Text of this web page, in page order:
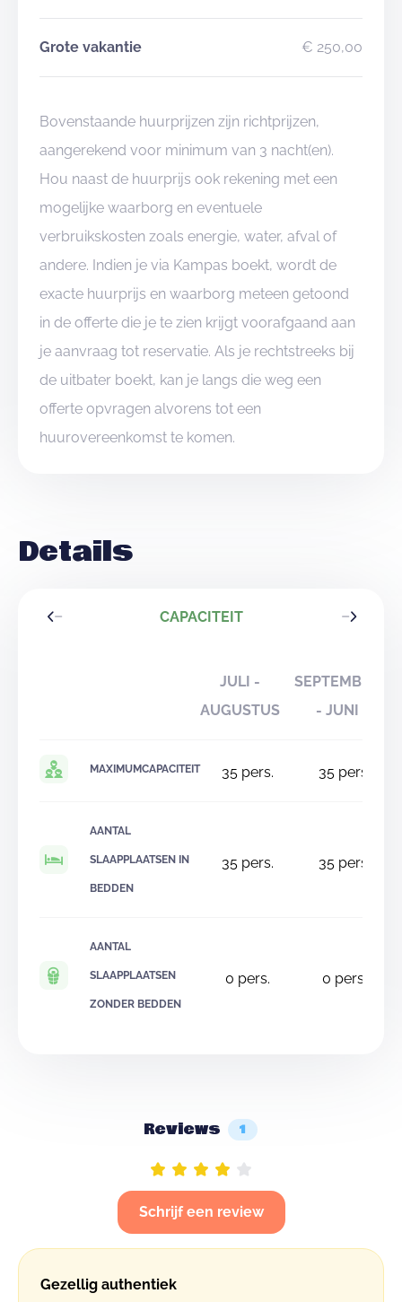
Grote vakantie € 250,00
Bovenstaande huurprijzen zijn richtprijzen,
aangerekend voor minimum van 3 nacht(en).
Hou naast de huurprijs ook rekening met een
mogelijke waarborg en eventuele
verbruikskosten zoals energie, water, afval of
andere. Indien je via Kampas boekt, wordt de
exacte huurprijs en waarborg meteen getoond
in de offerte die je te zien krijgt voorafgaand aan
je aanvraag tot reservatie. Als je rechtstreeks bij
de uitbater boekt, kan je langs die weg een
offerte opvragen alvorens tot een
huurovereenkomst te komen.
Details
CAPACITEIT
JULI -
AUGUSTUS
SEPTEMBER
- JUNI
MAXIMUMCAPACITEIT 35pers. 35 pers.
AANTAL
SLAAPPLAATSEN IN
BEDDEN
35pers. 35 pers.
AANTAL
SLAAPPLAATSEN
ZONDER BEDDEN
0 pers. 0 pers.
Reviews 1
Schrijf een review
Gezellig authentiek